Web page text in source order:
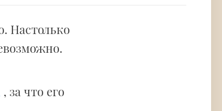
Настолько
, за что его